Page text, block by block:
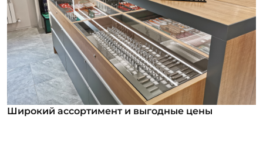
Широкий ассортимент и выгодные цены